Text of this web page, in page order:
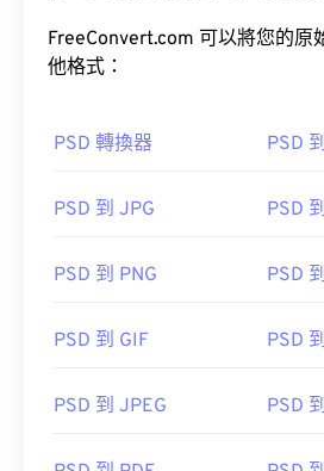
FreeConvert.com 可以將您的原
他格式：
PSD 轉換器 PSD
PSD 到 JPG PSD
PSD 到 PNG PSD
PSD 到 GIF PSD
PSD 到 JPEG PSD